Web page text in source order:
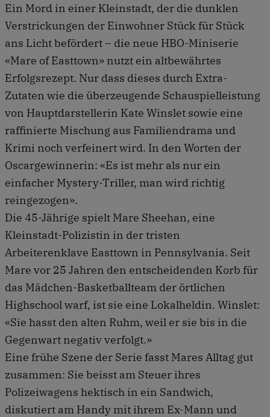
Ein Mord in einer Kleinstadt, der die dunklen
Verstrickungen der Einwohner Stück für Stück
ans Licht befördert – die neue HBO-Miniserie
«Mare of Easttown» nutzt ein altbewährtes
Erfolgsrezept. Nur dass dieses durch Extra-
Zutaten wie die überzeugende Schauspielleistung
von Hauptdarstellerin Kate Winslet sowie eine
raffinierte Mischung aus Familiendrama und
Krimi noch verfeinert wird. In den Worten der
Oscargewinnerin: «Es ist mehr als nur ein
einfacher Mystery-Triller, man wird richtig
reingezogen».
Die 45-Jährige spielt Mare Sheehan, eine
Kleinstadt-Polizistin in der tristen
Arbeiterenklave Easttown in Pennsylvania. Seit
Mare vor 25 Jahren den entscheidenden Korb für
das Mädchen-Basketballteam der örtlichen
Highschool warf, ist sie eine Lokalheldin. Winslet:
«Sie hasst den alten Ruhm, weil er sie bis in die
Gegenwart negativ verfolgt.»
Eine frühe Szene der Serie fasst Mares Alltag gut
zusammen: Sie beisst am Steuer ihres
Polizeiwagens hektisch in ein Sandwich,
diskutiert am Handy mit ihrem Ex-Mann und